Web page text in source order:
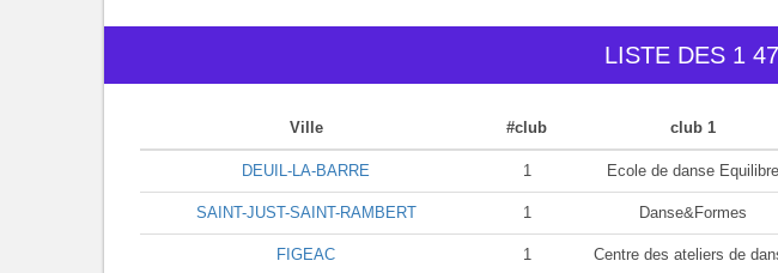
LISTE DES 1
Ville #club club 1
DEUIL-LA-BARRE 1 Ecole de danse Equilibre
SAINT-JUST-SAINT-RAMBERT 1 Danse&Formes
FIGEAC 1 Centre des ateliers de